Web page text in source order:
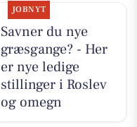
JOBNYT
Savner du nye
græsgange? - Her
er nye ledige
stillinger i Roslev
og omegn